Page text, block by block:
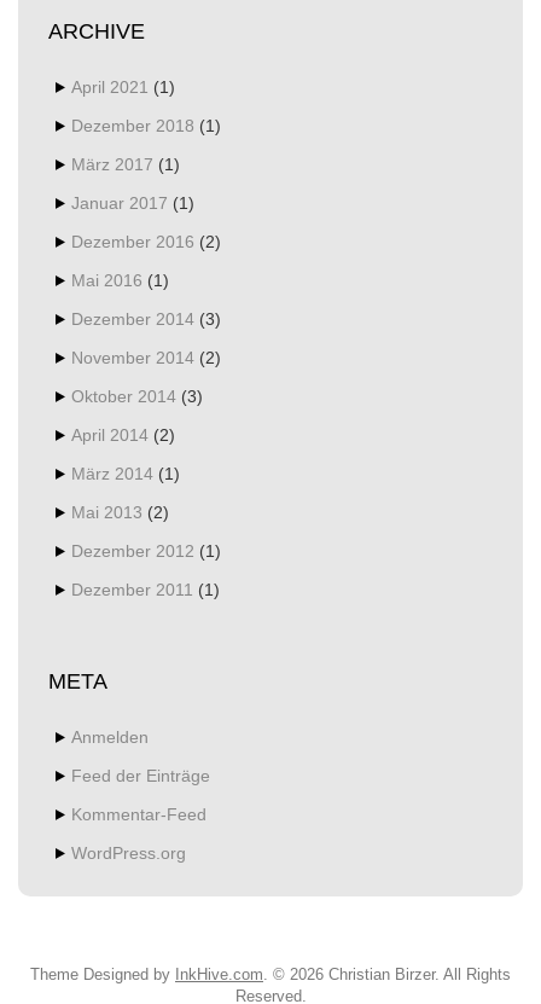
ARCHIVE
April 2021 (1)
Dezember 2018 (1)
März 2017 (1)
Januar 2017 (1)
Dezember 2016 (2)
Mai 2016 (1)
Dezember 2014 (3)
November 2014 (2)
Oktober 2014 (3)
April 2014 (2)
März 2014 (1)
Mai 2013 (2)
Dezember 2012 (1)
Dezember 2011 (1)
META
Anmelden
Feed der Einträge
Kommentar-Feed
WordPress.org
Theme Designed by InkHive.com © 2026 Christian Birzer. All Rights
Reserved.